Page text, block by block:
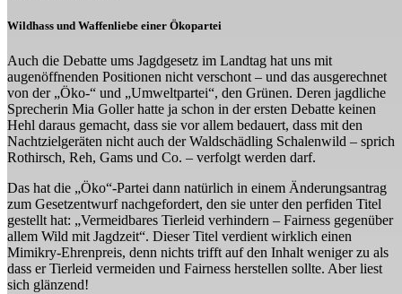
Wildhass und Waffenliebe einer Ökopartei
Auch die Debatte ums Jagdgesetz im Landtag hat uns mit
augenöffnenden Positionen nicht verschont – und das ausgerechnet
von der „Öko-“ und „Umweltpartei“, den Grünen. Deren jagdliche
Sprecherin Mia Goller hatte ja schon in der ersten Debatte keinen
Hehl daraus gemacht, dass sie vor allem bedauert, dass mit den
Nachtzielgeräten nicht auch der Waldschädling Schalenwild – sprich
Rothirsch, Reh, Gams und Co. – verfolgt werden darf.
Das hat die „Öko“-Partei dann natürlich in einem Änderungsantrag
zum Gesetzentwurf nachgefordert, den sie unter den perfiden Titel
gestellt hat: „Vermeidbares Tierleid verhindern – Fairness gegenüber
allem Wild mit Jagdzeit“. Dieser Titel verdient wirklich einen
Mimikry-Ehrenpreis, denn nichts trifft auf den Inhalt weniger zu als
dass er Tierleid vermeiden und Fairness herstellen sollte. Aber liest
sich glänzend!